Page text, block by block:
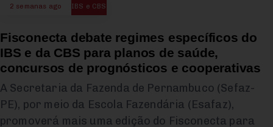
2 semanas ago IBS e CBS
Fisconecta debate regimes específicos do
IBS e da CBS para planos de saúde,
concursos de prognósticos e cooperativas
A Secretaria da Fazenda de Pernambuco (Sefaz-
PE), por meio da Escola Fazendária (Esafaz),
promoverá mais uma edição do Fisconecta para